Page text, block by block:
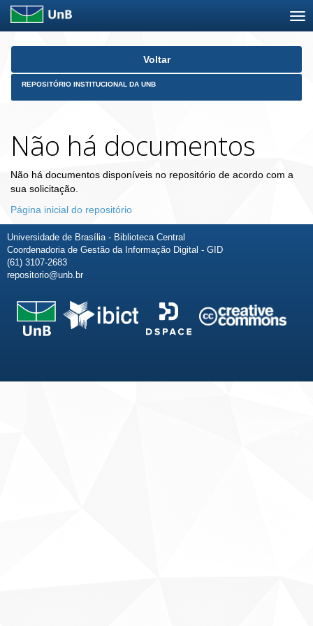
Skip
Voltar
REPOSITÓRIO INSTITUCIONAL DA UNB
Não há documentos
Não há documentos disponíveis no repositório de acordo com a
sua solicitação.
Página inicial do repositório
Universidade de Brasília - Biblioteca Central
Coordenadoria de Gestão da Informação Digital - GID
(61) 3107-2683
repositorio@unb.br